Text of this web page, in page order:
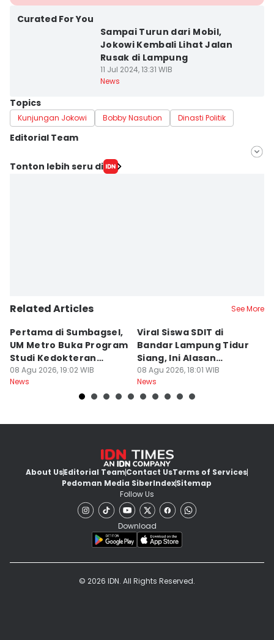
Curated For You
Sampai Turun dari Mobil,
Jokowi Kembali Lihat Jalan
Rusak di Lampung
11 Jul 2024, 13:31 WIB
News
Topics
Kunjungan Jokowi Bobby Nasution Dinasti Politik
Editorial Team
Editor
Tonton lebih seru di
Related Articles See More
Pertama di Sumbagsel,
UM Metro Buka Program
Studi Kedokteran
Hewan
08 Agu 2026, 19:02 WIB
News
Viral Siswa SDIT di
Bandar Lampung Tidur
Siang, Ini Alasan
Sekolah
08 Agu 2026, 18:01 WIB
News
About UsEditorial TeamContact UsTerms of Services
Pedoman Media SiberIndexSitemap
Follow Us
Download
© 2026 IDN. All Rights Reserved.